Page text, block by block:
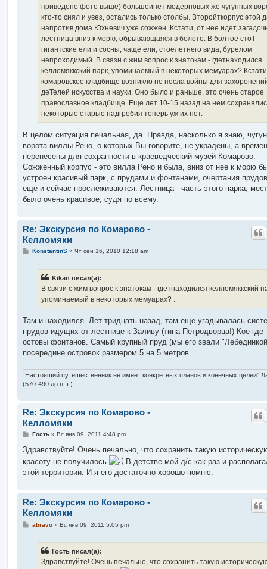
приведено фото выше) большеинет модерновых же чугунных
кто-то снял и увез, остались только столбы. Второйткорпус этой
напротив дома Юхневич уже сожжен. Кстати, от нее идет
лестница вниз к морю, обрывающаяся в болото. В болтое стоТ
гигантские ели и сосны, чаще ели, стоелетнего вида, бурелом
непроходимый. В связи с жим вопрос к знатокам - гдетнаходился
келломяккский парк, упоминаемый в некоторых мемуарах?
комаровское кладбище возникло не посла войны для
деТелей искусства и науки. Оно было и раньше, это очень старое
православное кладбище. Еще лет 10-15 назад на нем
некоторые старые надгробия теперь уж их нет.
В целом ситуация печальная, да. Правда, насколько я знаю,
ворота виллы Рено, о которых Вы говорите, не украдены, а
перенесены для сохранности в краеведческий музей Комарово.
Сожженный корпус - это вилла Рено и была, вниз от нее к морю
устроен красивый парк, с прудами и фонтанами, очертания
еще и сейчас прослеживаются. Лестница - часть этого парка,
было очень красивое, судя по всему.
Re: Экскурсия по Комарово -
Келломяки
СKonstantinS» Чт сен 16, 2010 12:18 am
Kikan писал(а):
В связи с жим вопрос к знатокам - гдетнаходился келломяккский
упоминаемый в некоторых мемуарах? .
Там и находился. Лет тридцать назад, там еще угадывалась
прудов идущих от лестнице к Заливу (типа Петродворца!) Кое-где
остовы фонтанов. Самый крупный пруд (мы его звали
посередине островок размером 5 на 5 метров.
“Настоящий путешественник не имеет конкретных планов и конечных целей”
(570-490 до н.э.)
Re: Экскурсия по Комарово -
Келломяки
С
о
б
щ
е
н
Гость» Вс янв 09, 2011 4:48 pm
Здравствуйте! Очень печально, что сохранить такую
красоту не получилось.
В детстве мой д/с как раз и
этой территории. И я его достаточно хорошо помню.
Re: Экскурсия по Комарово -
Келломяки
Сabravo» Вс янв 09, 2011 5:05 pm
Гость писал(а):
Здравствуйте! Очень печально, что сохранить такую